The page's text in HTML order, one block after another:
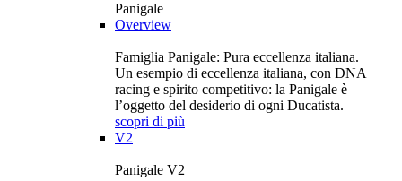
Panigale
Overview
Famiglia Panigale: Pura eccellenza italiana.
Un esempio di eccellenza italiana, con DNA
racing e spirito competitivo: la Panigale è
l’oggetto del desiderio di ogni Ducatista.
scopri di più
V2
Panigale V2